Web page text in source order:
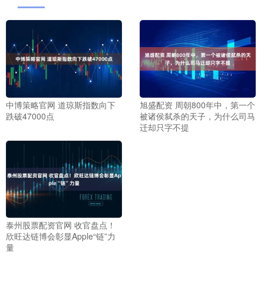
中博策略官网 道琼斯指数向下
跌破47000点
旭盛配资 周朝800年中，第一个
被诸侯弑杀的天子，为什么司马
迁却只字不提
泰州股票配资官网 收官盘点！
欣旺达链博会彰显Apple“链”力
量